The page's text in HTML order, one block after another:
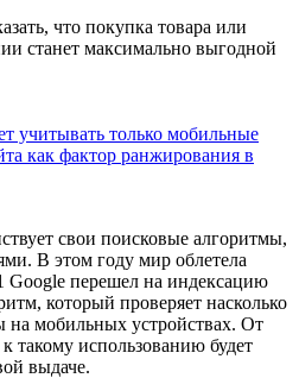
что покупка товара или
станет максимально выгодной
учитывать только мобильные
как фактор ранжирования в
свои поисковые алгоритмы,
В этом году мир облетела
Google перешел на индексацию
который проверяет насколько
на мобильных устройствах. От
такому использованию будет
выдаче.